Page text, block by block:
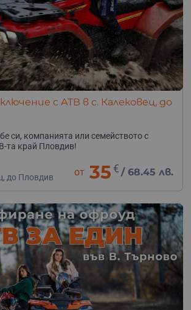
с АТВ в с. Калековец, до
си, компанията или семейството с
та край Пловдив!
до Пловдив
от 35 € /68.45 лв.